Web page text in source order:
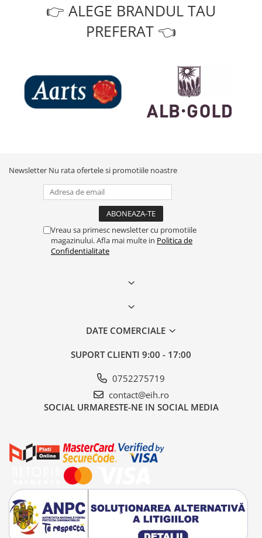
👉 ALEGE BRANDUL TAU
PREFERAT 👈
Newsletter Nu rata ofertele si promotiile noastre
Vreau sa primesc newsletter cu promotiile
magazinului. Afla mai multe in Politica de
Confidentialitate
DATE COMERCIALE
SUPORT CLIENTI 9:00 - 17:00
0752275719
contact@eih.ro
SOCIAL URMARESTE-NE IN SOCIAL MEDIA